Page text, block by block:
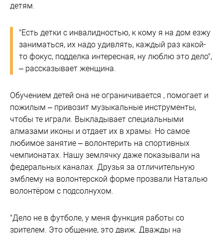
детям.
"Есть детки с инвалидностью, к кому я на дом езжу
заниматься, их надо удивлять, каждый раз какой-
то фокус, подделка интересная, ну люблю это дело",
– рассказывает женщина.
Обучением детей она не ограничивается , помогает и
пожилым – привозит музыкальные инструменты,
чтобы те играли. Выкладывает специальными
алмазами иконы и отдает их в храмы. Но самое
любимое занятие – волонтерить на спортивных
чемпионатах. Нашу землячку даже показывали на
федеральных каналах. Друзья за отличительную
эмблему на волонтерской форме прозвали Наталью
волонтёром с подсолнухом.
"Дело не в футболе, у меня функция работы со
зрителем. Это общение, это движ. Дважды на